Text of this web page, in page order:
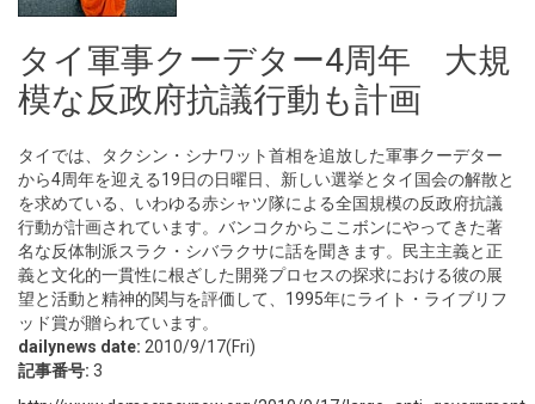
タイ軍事クーデター4周年 大規
模な反政府抗議行動も計画
タイでは、タクシン・シナワット首相を追放した軍事クーデター
から4周年を迎える19日の日曜日、新しい選挙とタイ国会の解散と
を求めている、いわゆる赤シャツ隊による全国規模の反政府抗議
行動が計画されています。バンコクからここボンにやってきた著
名な反体制派スラク・シバラクサに話を聞きます。民主主義と正
義と文化的一貫性に根ざした開発プロセスの探求における彼の展
望と活動と精神的関与を評価して、1995年にライト・ライブリフ
ッド賞が贈られています。
dailynews date: 2010/9/17(Fri)
記事番号: 3